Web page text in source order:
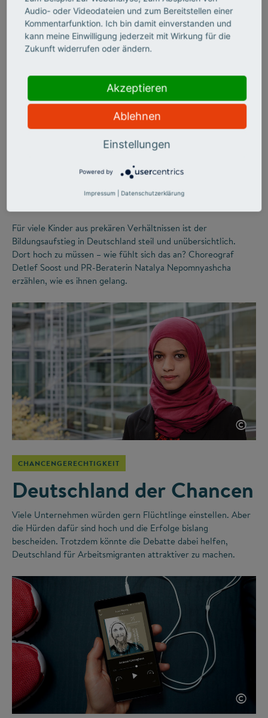
CHANCENGERECHTIGKEIT
Tanz dich frei!
Für viele Kinder aus prekären Verhältnissen ist der
Bildungsaufstieg in Deutschland steil und unübersichtlich.
Dort hoch zu müssen – wie fühlt sich das an? Choreograf
Detlef Soost und PR-Beraterin Natalya Nepomnyashcha
erzählen, wie es ihnen gelang.
©
CHANCENGERECHTIGKEIT
Deutschland der Chancen
Viele Unternehmen würden gern Flüchtlinge einstellen. Aber
die Hürden dafür sind hoch und die Erfolge bislang
bescheiden. Trotzdem könnte die Debatte dabei helfen,
Deutschland für Arbeitsmigranten attraktiver zu machen.
©
Audio- oder Videodateien und zum Bereitstellen einer
Kommentarfunktion. Ich bin damit einverstanden und
kann meine Einwilligung jederzeit mit Wirkung für die
Zukunft widerrufen oder ändern.
Akzeptieren
Ablehnen
Einstellungen
Powered by
Impressum Datenschutzerklärung